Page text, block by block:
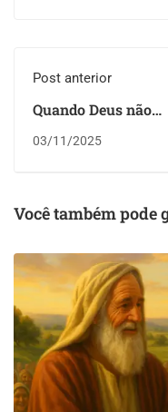
Post anterior
Quando Deus não
Deuteronômio 1.41-
03/11/2025
Você também pode